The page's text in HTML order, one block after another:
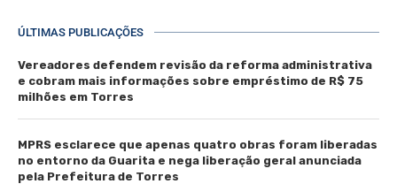
ÚLTIMAS PUBLICAÇÕES
Vereadores defendem revisão da reforma administrativa
e cobram mais informações sobre empréstimo de R$ 75
milhões em Torres
MPRS esclarece que apenas quatro obras foram liberadas
no entorno da Guarita e nega liberação geral anunciada
pela Prefeitura de Torres